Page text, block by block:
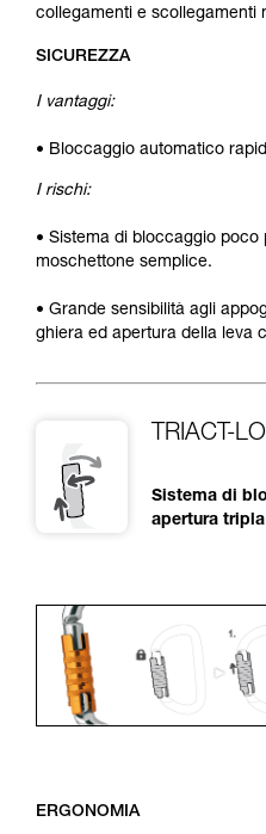
collegamenti e scollegamenti
SICUREZZA
I vantaggi:
• Bloccaggio automatico
I rischi:
• Sistema di bloccaggio poco
moschettone semplice.
• Grande sensibilità agli
ghiera ed apertura della leva
TRIACT-
Sistema di
apertura
ERGONOMIA